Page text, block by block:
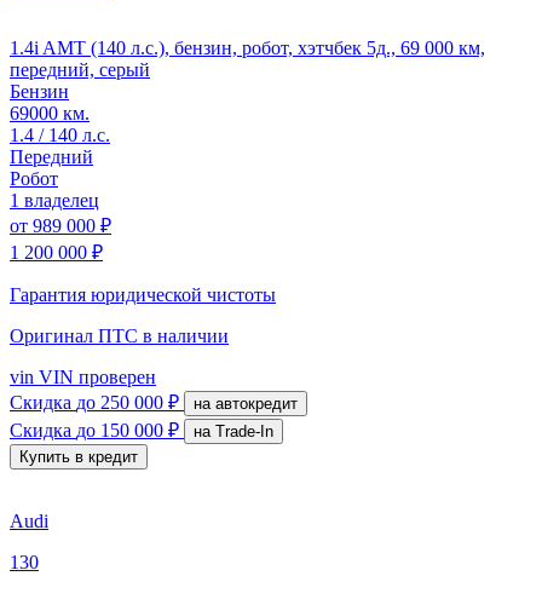
1.4i AMT (140 л.с.), бензин, робот, хэтчбек 5д., 69 000 км,
передний, серый
Бензин
69000 км.
1.4 / 140 л.с.
Передний
Робот
1 владелец
от 989 000 ₽
1 200 000 ₽
Гарантия юридической чистоты
Оригинал ПТС в наличии
vin VIN проверен
Скидка до 250 000 ₽ на автокредит
Скидка до 150 000 ₽
на Trade-In
Купить в кредит
Audi
130